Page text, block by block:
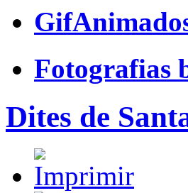
Fotografias
Dites de